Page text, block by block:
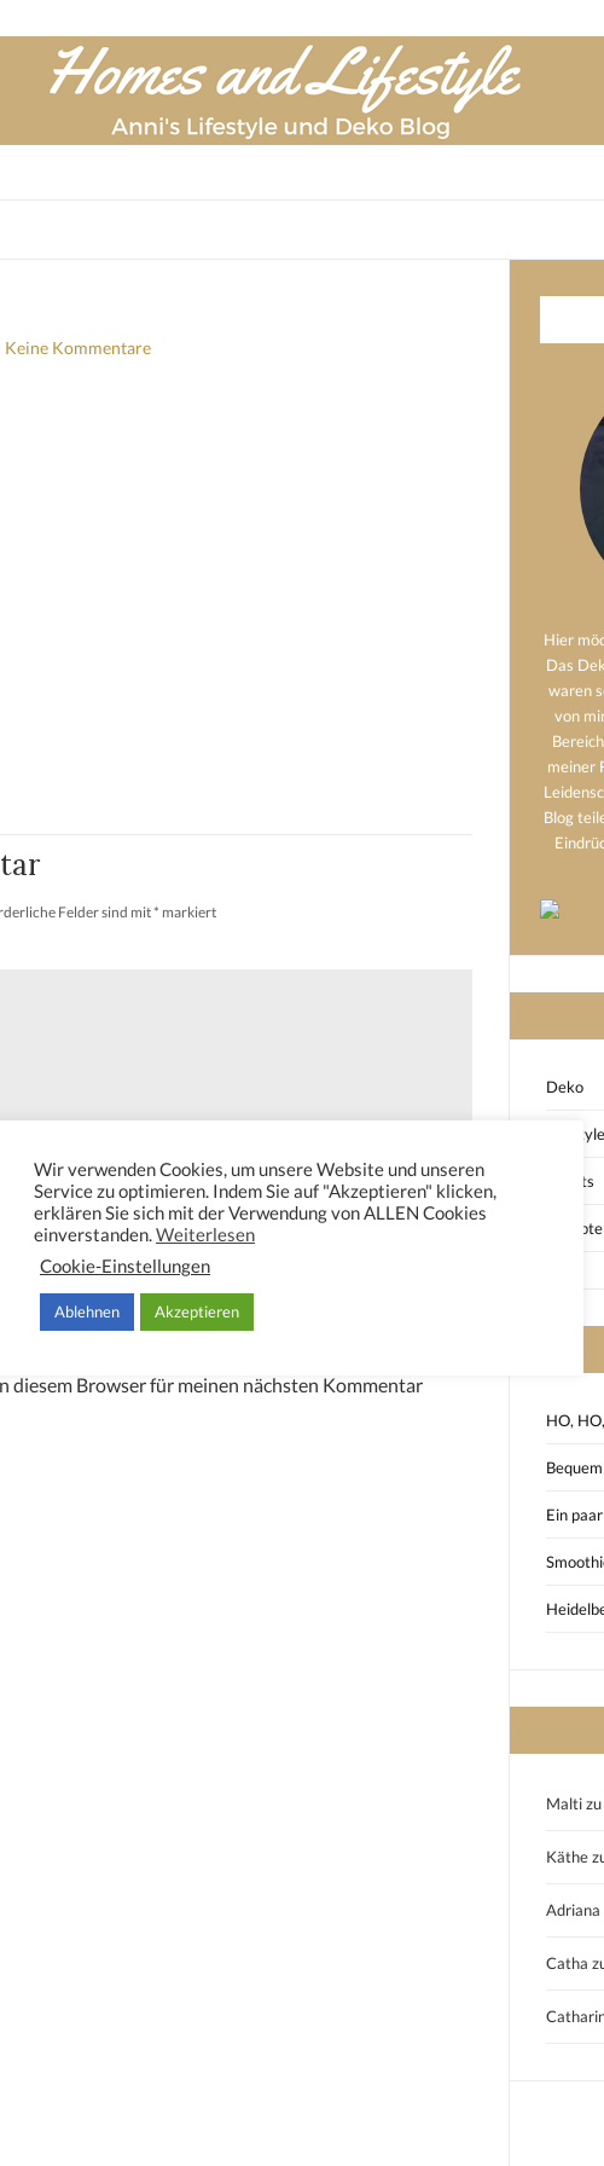
Keine Kommentare
Felder sind mit* markiert
diesem Browser für meinen nächsten Kommentar
Hier
Das
waren
von
meiner
Blog
Deko
Lifestyle
Outfits
Rezepte
HO,
Ein
Maltizu
Käthe
Adriana
Catha
Wir verwenden Cookies, um unsere Website und unseren
Service zu optimieren. Indem Sie auf "Akzeptieren" klicken,
erklären Sie sich mit der Verwendung von ALLEN Cookies
einverstanden.Weiterlesen
Cookie-Einstellungen
Ablehnen Akzeptieren